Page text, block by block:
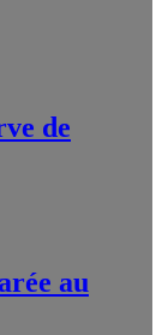
de
au